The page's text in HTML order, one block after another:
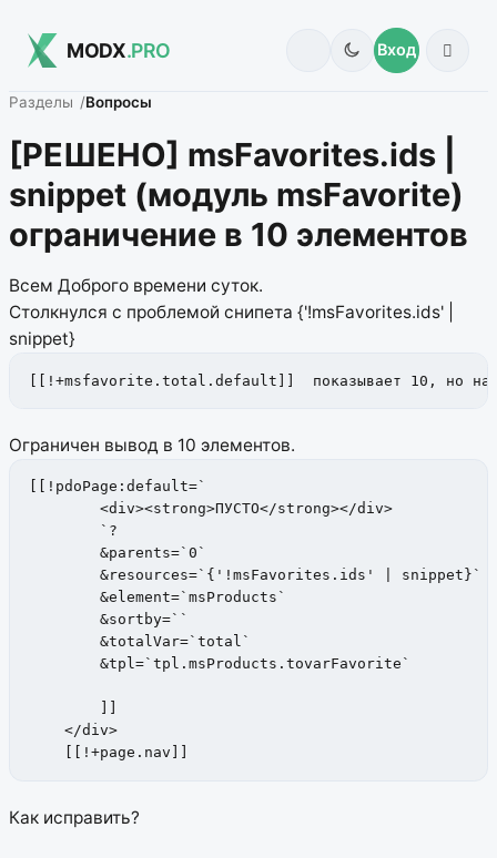
MODX.PRO Вход
Разделы Вопросы
[РЕШЕНО] msFavorites.ids |
snippet (модуль msFavorite)
ограничение в 10 элементов
Всем Доброго времени суток.
Столкнулся с проблемой снипета {'!msFavorites.ids' |
snippet}
[[!+msfavorite.total.default]]  показывает 10, но на
Ограничен вывод в 10 элементов.
[[!pdoPage:default=`
        <div><strong>ПУСТО</strong></div>
        `?
        &parents=`0`
        &resources=`{'!msFavorites.ids' | snippet}`
        &element=`msProducts`
        &sortby=``
        &totalVar=`total`
        &tpl=`tpl.msProducts.tovarFavorite`
    </div>
    [[!+page.nav]]
Как исправить?